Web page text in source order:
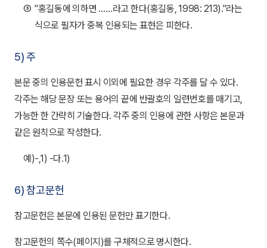
③ "홍길동에 의하면 ……라고 한다(홍길동, 1998: 213)."라는
식으로 필자가 중복 인용되는 표현은 피한다.
5) 주
본문 중의 인용문헌 표시 이외에 필요한 경우 각주를 달 수 있다.
각주는 해당 문장 또는 용어의 끝에 반괄호의 일련번호를 매기고,
가능한 한 간략히 기술한다. 각주 중의 인용에 관한 사항은 본문과
같은 원칙으로 작성한다.
예)-,1) -다.1)
6) 참고문헌
참고문헌은 본문에 인용된 문헌만 표기한다.
참고문헌의 쪽수(페이지)를 구체적으로 명시한다.